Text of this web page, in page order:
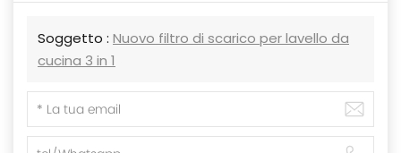
Soggetto : Nuovo filtro di scarico per lavello da
cucina 3 in 1